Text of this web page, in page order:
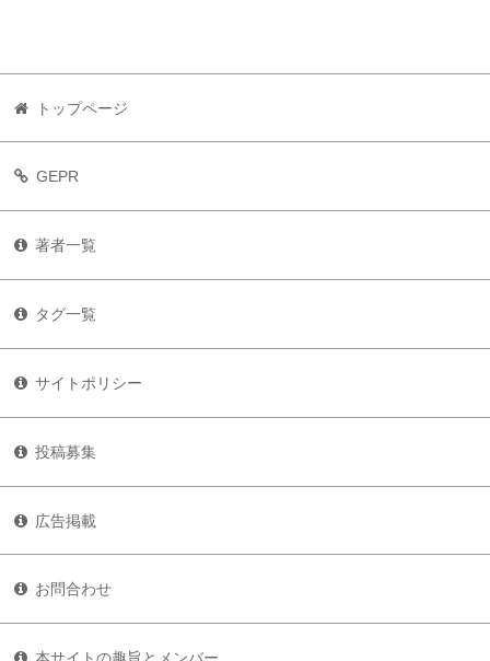
トップページ
GEPR
著者一覧
タグ一覧
サイトポリシー
投稿募集
広告掲載
お問合わせ